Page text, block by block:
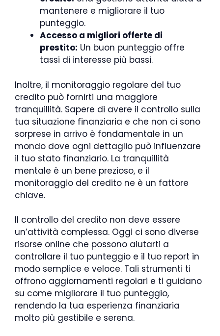
mantenere e migliorare il tuo
punteggio.
Accesso a migliori offerte di
prestito: Un buon punteggio offre
tassi di interesse più bassi.
Inoltre, il monitoraggio regolare del tuo
credito può fornirti una maggiore
tranquillità. Sapere di avere il controllo sulla
tua situazione finanziaria e che non ci sono
sorprese in arrivo è fondamentale in un
mondo dove ogni dettaglio può influenzare
il tuo stato finanziario. La tranquillità
mentale è un bene prezioso, e il
monitoraggio del credito ne è un fattore
chiave.
Il controllo del credito non deve essere
un’attività complessa. Oggi ci sono diverse
risorse online che possono aiutarti a
controllare il tuo punteggio e il tuo report in
modo semplice e veloce. Tali strumenti ti
offrono aggiornamenti regolari e ti guidano
su come migliorare il tuo punteggio,
rendendo la tua esperienza finanziaria
molto più gestibile e serena.